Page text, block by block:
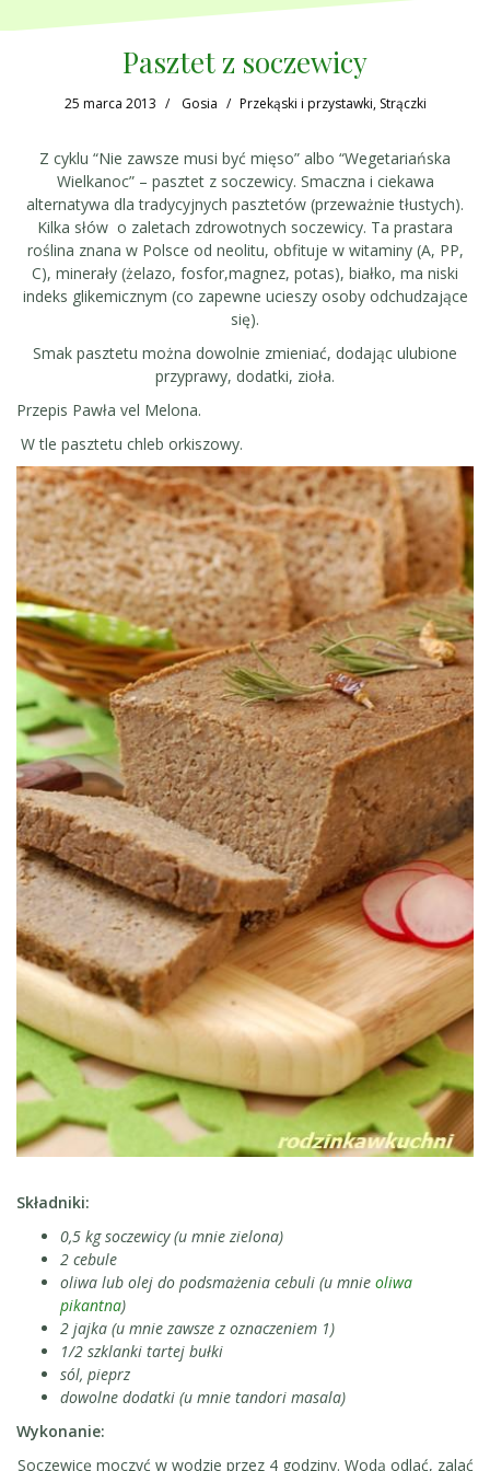
Pasztet z soczewicy
25 marca 2013 Gosia Przekąski i przystawki, Strączki
Z cyklu “Nie zawsze musi być mięso” albo “Wegetariańska
Wielkanoc” – pasztet z soczewicy. Smaczna i ciekawa
alternatywa dla tradycyjnych pasztetów (przeważnie tłustych).
Kilka słów o zaletach zdrowotnych soczewicy. Ta prastara
roślina znana w Polsce od neolitu, obfituje w witaminy (A, PP,
C), minerały (żelazo, fosfor,magnez, potas), białko, ma niski
indeks glikemicznym (co zapewne ucieszy osoby odchudzające
się).
Smak pasztetu można dowolnie zmieniać, dodając ulubione
przyprawy, dodatki, zioła.
Przepis Pawła vel Melona.
W tle pasztetu chleb orkiszowy.
Składniki:
0,5 kg soczewicy (u mnie zielona)
2 cebule
oliwa lub olej do podsmażenia cebuli (u mnie oliwa
pikantna)
2 jajka (u mnie zawsze z oznaczeniem 1)
1/2 szklanki tartej bułki
sól, pieprz
dowolne dodatki (u mnie tandori masala)
Wykonanie:
Soczewicę moczyć w wodzie przez 4 godziny. Wodą odlać, zalać